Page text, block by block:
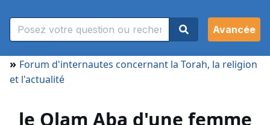
Avancée
» Forum d'internautes concernant la Torah, la religion
et l'actualité
le Olam Aba d'une femme